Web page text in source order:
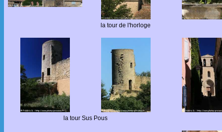
la tour de l'horloge
la tour Sus Pous